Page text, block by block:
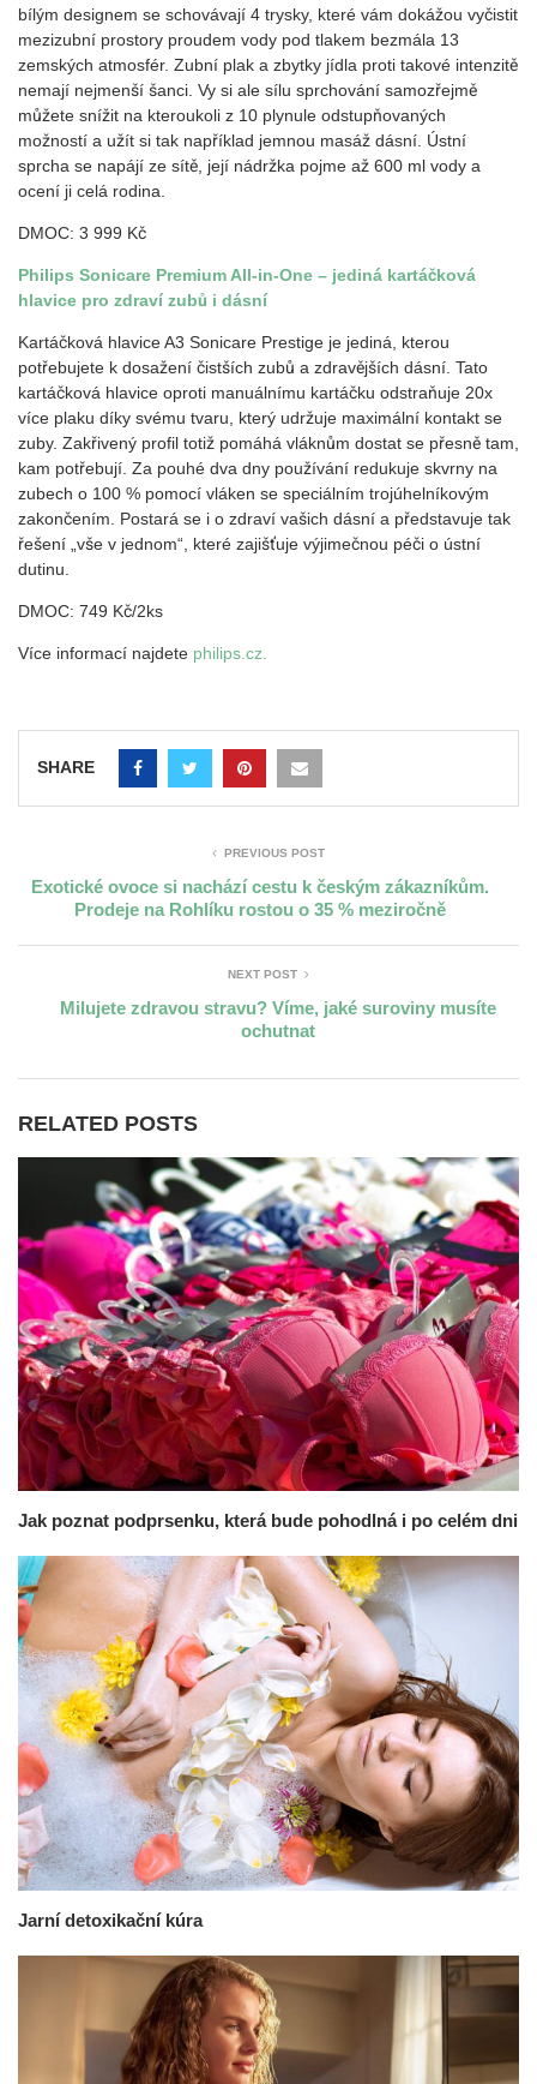
bílým designem se schovávají 4 trysky, které vám dokážou vyčistit
mezizubní prostory proudem vody pod tlakem bezmála 13
zemských atmosfér. Zubní plak a zbytky jídla proti takové intenzitě
nemají nejmenší šanci. Vy si ale sílu sprchování samozřejmě
můžete snížit na kteroukoli z 10 plynule odstupňovaných
možností a užít si tak například jemnou masáž dásní. Ústní
sprcha se napájí ze sítě, její nádržka pojme až 600 ml vody a
ocení ji celá rodina.
DMOC: 3 999 Kč
Philips Sonicare Premium All-in-One – jediná kartáčková
hlavice pro zdraví zubů i dásní
Kartáčková hlavice A3 Sonicare Prestige je jediná, kterou
potřebujete k dosažení čistších zubů a zdravějších dásní. Tato
kartáčková hlavice oproti manuálnímu kartáčku odstraňuje 20x
více plaku díky svému tvaru, který udržuje maximální kontakt se
zuby. Zakřivený profil totiž pomáhá vláknům dostat se přesně tam,
kam potřebují. Za pouhé dva dny používání redukuje skvrny na
zubech o 100 % pomocí vláken se speciálním trojúhelníkovým
zakončením. Postará se i o zdraví vašich dásní a představuje tak
řešení „vše v jednom“, které zajišťuje výjimečnou péči o ústní
dutinu.
DMOC: 749 Kč/2ks
Více informací najdete philips.cz.
SHARE
PREVIOUS POST
Exotické ovoce si nachází cestu k českým zákazníkům.
Prodeje na Rohlíku rostou o 35 % meziročně
NEXT POST
Milujete zdravou stravu? Víme, jaké suroviny musíte
ochutnat
RELATED POSTS
Jak poznat podprsenku, která bude pohodlná i po celém dni
Jarní detoxikační kúra